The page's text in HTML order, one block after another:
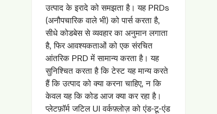
उत्पाद के इरादे को समझता है। यह PRDs
(अनौपचारिक वाले भी) को पार्स करता है,
सीधे कोडबेस से व्यवहार का अनुमान लगाता
है, फिर आवश्यकताओं को एक संरचित
आंतरिक PRD में सामान्य करता है। यह
सुनिश्चित करता है कि टेस्ट यह मान्य करते
हैं कि उत्पाद को क्या करना चाहिए, न कि
केवल यह कि कोड आज क्या कर रहा है।
प्लेटफ़ॉर्म जटिल UI वर्कफ़्लोज़ को एंड-टू-एंड